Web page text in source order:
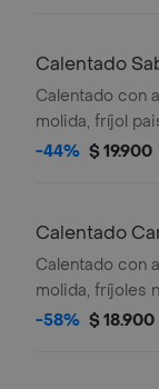
Calentado
Calentado con
molida, fríjol
cilantro.
-44% $ 19.900
Calentado
Calentado con
molida, fríjoles
cilantro.
-58% $ 18.900